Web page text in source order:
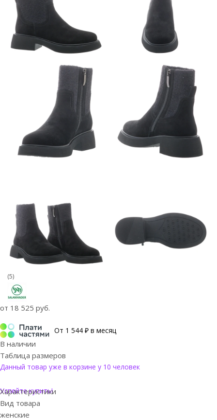
(5)
от 18 525 руб.
От 1 544 ₽ в месяц
В наличии
Таблица размеров
Данный товар уже в корзине у 10 человек
Успейте купить!
Характеристики
Вид товара
женские